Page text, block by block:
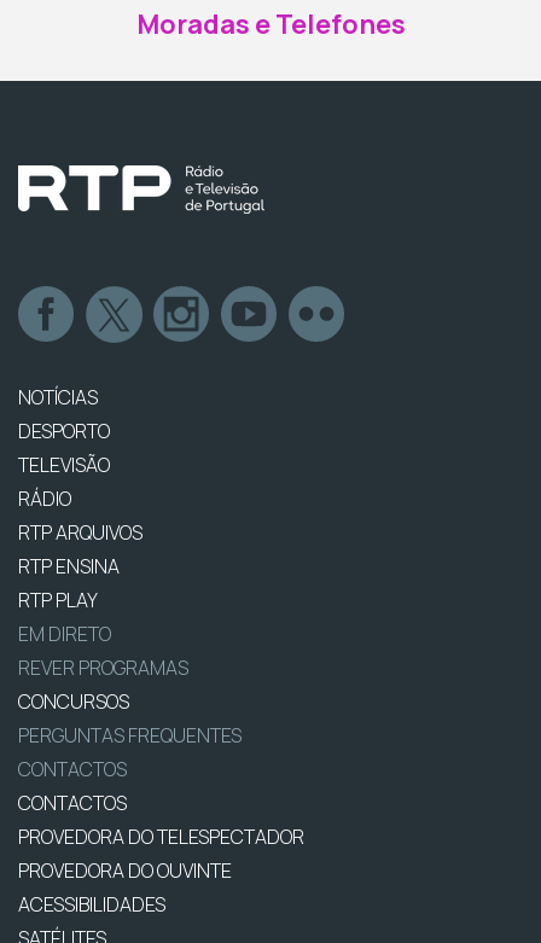
Moradas e Telefones
NOTÍCIAS
DESPORTO
TELEVISÃO
RÁDIO
RTP ARQUIVOS
RTP ENSINA
RTP PLAY
EM DIRETO
REVER PROGRAMAS
CONCURSOS
PERGUNTAS FREQUENTES
CONTACTOS
CONTACTOS
PROVEDORA DO TELESPECTADOR
PROVEDORA DO OUVINTE
ACESSIBILIDADES